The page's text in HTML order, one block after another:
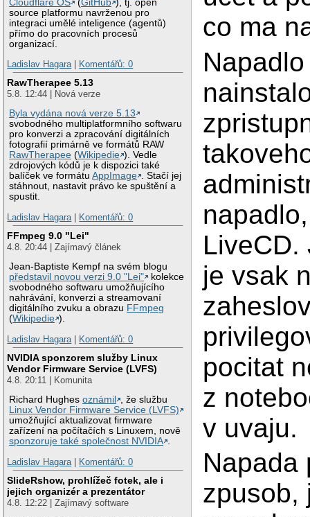
Cloudflare OS
(GitHub ), tj. open
source platformu navrženou pro
integraci umělé inteligence (agentů)
přímo do pracovních procesů
organizací.
Ladislav Hagara| Komentářů: 0
RawTherapee 5.13
5.8. 12:44 | Nová verze
Byla vydána nová verze 5.13
svobodného multiplatformního softwaru
pro konverzi a zpracování digitálních
fotografií primárně ve formátů RAW
RawTherapee (Wikipedie ). Vedle
zdrojových kódů je k dispozici také
balíček ve formátuAppImage . Stačí jej
stáhnout, nastavit právo ke spuštění a
spustit.
Ladislav Hagara| Komentářů: 0
FFmpeg 9.0 "Lei"
4.8. 20:44 | Zajímavý článek
Jean-Baptiste Kempf na svém blogu
představil novou verzi 9.0 "Lei"
kolekce
svobodného softwaru umožňujícího
nahrávání, konverzi a streamovaní
digitálního zvuku a obrazu FFmpeg
(Wikipedie ).
Ladislav Hagara| Komentářů: 0
NVIDIA sponzorem služby Linux
Vendor Firmware Service (LVFS)
4.8. 20:11 | Komunita
Richard Hughesoznámil
, že službu
Linux Vendor Firmware Service (LVFS)
umožňující aktualizovat firmware
zařízení na počítačích s Linuxem, nově
sponzoruje také společnost NVIDIA .
Ladislav Hagara| Komentářů: 0
SlideRshow, prohlížeč fotek, ale i
jejich organizér a prezentátor
4.8. 12:22 | Zajímavý software
co ma
LiveCD.
je vsak
pocitat
z
v uvaju.
Napada
zpusob,